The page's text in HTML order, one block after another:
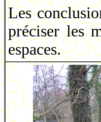
Les
préciser les
espaces.